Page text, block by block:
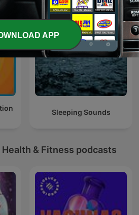
Sleeping Sounds
& Fitness podcasts
APP